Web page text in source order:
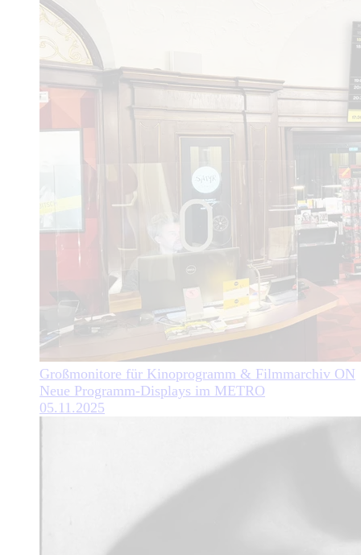
Großmonitore für Kinoprogramm & Filmmarchiv ON
Neue Programm-Displays im METRO
05.11.2025